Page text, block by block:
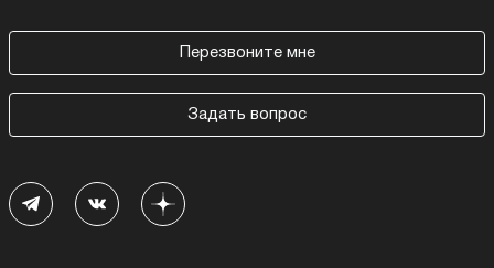
Перезвоните мне
Задать вопрос